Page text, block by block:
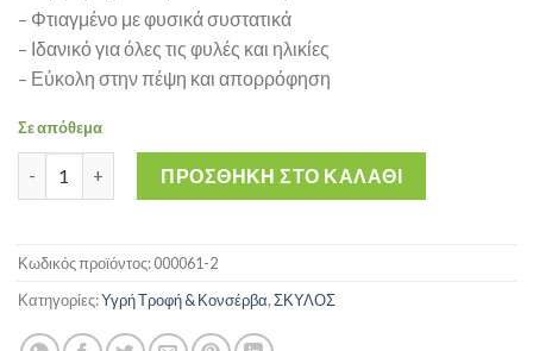
– Φτιαγμένο με φυσικά συστατικά
– Ιδανικό για όλες τις φυλές και ηλικίες
– Εύκολη στην πέψη και απορρόφηση
Σε απόθεμα
Mr Bruno Υγρή Τροφή Σκύλου με Μοσχάρι σε Κονσέρβα 415 gr
ΠΡΟΣΘΉΚΗ ΣΤΟ ΚΑΛΆΘΙ
Κωδικός προϊόντος:000061-2
Κατηγορίες:Υγρή Τροφή & Κονσέρβα,ΣΚΥΛΟΣ